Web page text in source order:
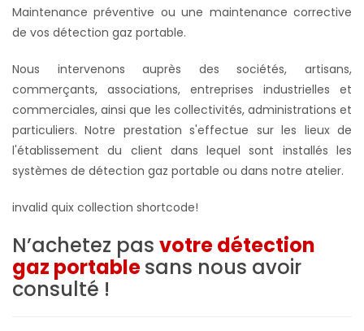
Maintenance préventive ou une maintenance corrective
de vos détection gaz portable.
Nous intervenons auprès des sociétés, artisans,
commerçants, associations, entreprises industrielles et
commerciales, ainsi que les collectivités, administrations et
particuliers. Notre prestation s'effectue sur les lieux de
l'établissement du client dans lequel sont installés les
systèmes de détection gaz portable ou dans notre atelier.
invalid quix collection shortcode!
N’achetez pas votre détection
gaz portablesans nous avoir
consulté !